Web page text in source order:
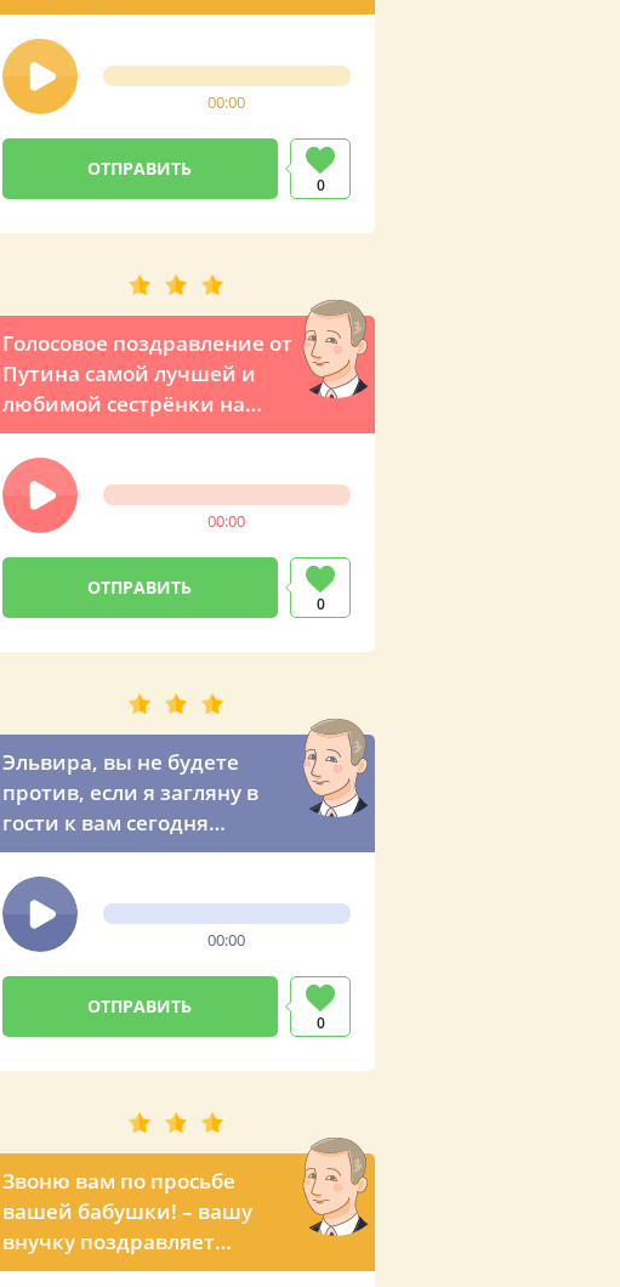
00:00
0
Голосовое поздравление от
Путина самой лучшей и
любимой сестрёнки на
свете
00:00
0
Эльвира, вы не будете
против, если я загляну в
гости к вам сегодня
вечером? – неожиданное
предложение от
президента
00:00
0
Звоню вам по просьбе
вашей бабушки! – вашу
внучку поздравляет
президент России